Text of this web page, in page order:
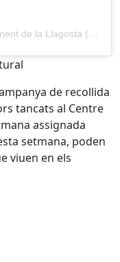
de recollida
tancats al Centre
assignada
setmana, poden
viuen en els